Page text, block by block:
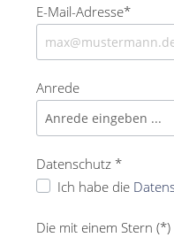
E-Mail-Adresse*
Anrede
Datenschutz *
Ich habe die
Die mit einem Stern